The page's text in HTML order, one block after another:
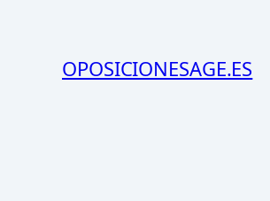
contenido
OPOSICIONESAGE.ES